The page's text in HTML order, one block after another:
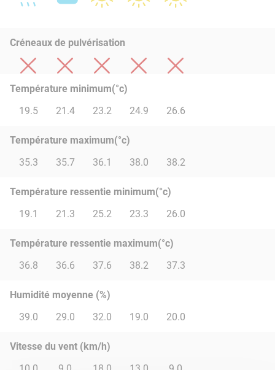
Créneaux de pulvérisation
Température minimum(°c)
19.5
21.4 23.2 24.9 26.6
Température maximum(°c)
35.3
35.7 36.1 38.0 38.2
Température ressentie minimum(°c)
19.1
21.3 25.2 23.3 26.0
Température ressentie maximum(°c)
36.8
36.6 37.6 38.2 37.3
Humidité moyenne (%)
39.0
29.0 32.0 19.0 20.0
Vitesse du vent (km/h)